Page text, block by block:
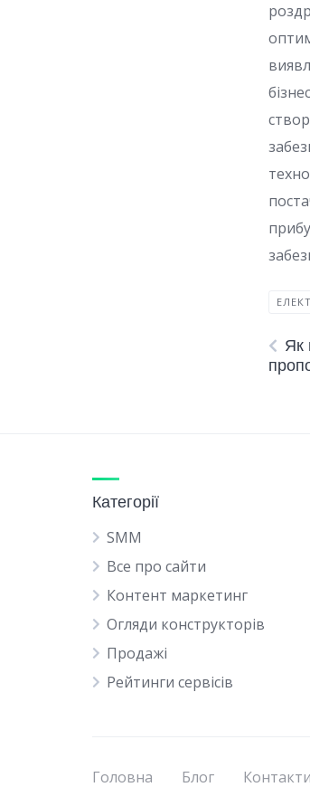
Як
Категорії
SMM
Все про сайти
Контент маркетинг
Огляди конструкторів
Продажі
Рейтинги сервісів
Головна Блог Контакти